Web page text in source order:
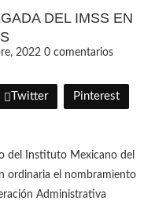
DEL IMSS EN
2022 0 comentarios
Twitter Pinterest
del Instituto Mexicano del
ordinaria el nombramiento
Administrativa